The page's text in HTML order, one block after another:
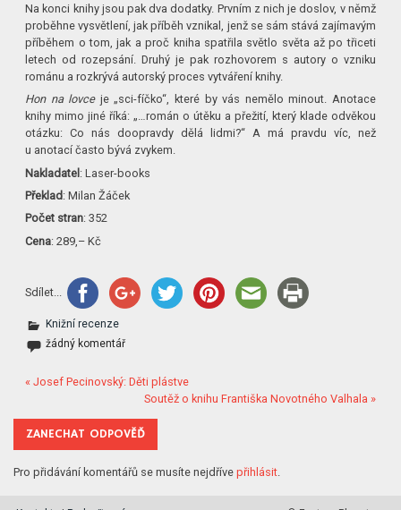
Na konci knihy jsou pak dva dodatky. Prvním z nich je doslov, v němž
proběhne vysvětlení, jak příběh vznikal, jenž se sám stává zajímavým
příběhem o tom, jak a proč kniha spatřila světlo světa až po třiceti
letech od rozepsání. Druhý je pak rozhovorem s autory o vzniku
románu a rozkrývá autorský proces vytváření knihy.
Hon na lovceje „sci-fíčko“, které by vás nemělo minout. Anotace
knihy mimo jiné říká: „…román o útěku a přežití, který klade odvěkou
otázku: Co nás doopravdy dělá lidmi?“ A má pravdu víc, než
u anotací často bývá zvykem.
Nakladatel: Laser-books
Překlad: Milan Žáček
Počet stran: 352
Cena: 289,– Kč
Sdílet...
Knižní recenze
žádný komentář
« Josef Pecinovský: Děti plástve
Soutěž o knihu Františka Novotného Valhala »
ZANECHAT ODPOVĚĎ
Pro přidávání komentářů se musíte nejdřívepřihlásit